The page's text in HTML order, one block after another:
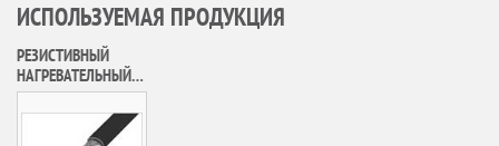
ИСПОЛЬЗУЕМАЯ ПРОДУКЦИЯ
РЕЗИСТИВНЫЙ
НАГРЕВАТЕЛЬНЫЙ
КАБЕЛЬ 30МНТ